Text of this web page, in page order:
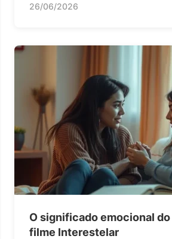
26/06/2026
O significado emocional do
filme Interestelar